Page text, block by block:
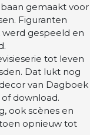
decor
van
Dagboek
een
Herdershond
gemaakt voor
Figuranten
gespeeld en
tot leven
Dat lukt nog
van Dagboek
download.
ook scènes en
opnieuw tot